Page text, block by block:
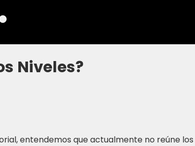
Niveles?
entendemos que actualmente no reúne los